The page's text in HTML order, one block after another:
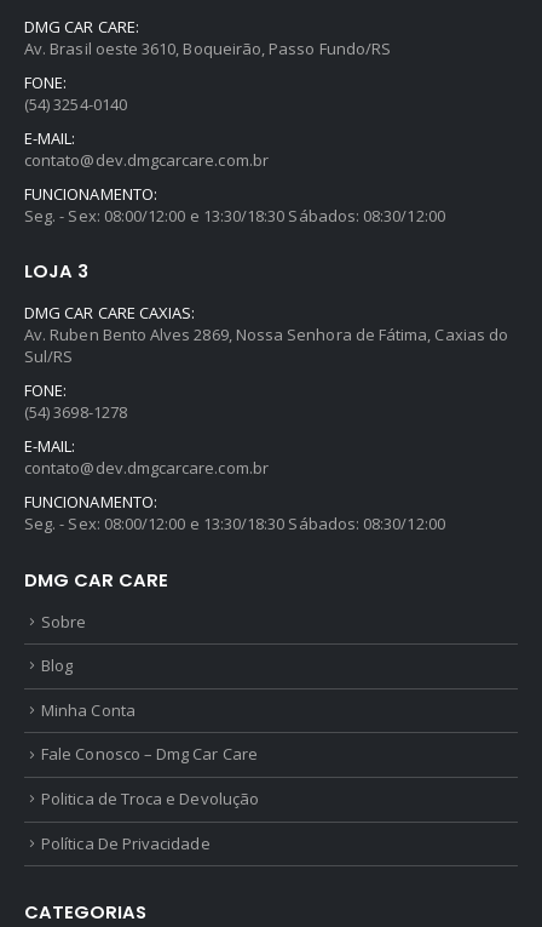
DMG CAR CARE:
Av. Brasil oeste 3610, Boqueirão, Passo Fundo/RS
FONE:
(54) 3254-0140
E-MAIL:
contato@dev.dmgcarcare.com.br
FUNCIONAMENTO:
Seg. - Sex: 08:00/12:00 e 13:30/18:30 Sábados: 08:30/12:00
LOJA 3
DMG CAR CARE CAXIAS:
Av. Ruben Bento Alves 2869, Nossa Senhora de Fátima, Caxias do
Sul/RS
FONE:
(54) 3698-1278
E-MAIL:
contato@dev.dmgcarcare.com.br
FUNCIONAMENTO:
Seg. - Sex: 08:00/12:00 e 13:30/18:30 Sábados: 08:30/12:00
DMG CAR CARE
Sobre
Blog
Minha Conta
Fale Conosco – Dmg Car Care
Politica de Troca e Devolução
Política De Privacidade
CATEGORIAS